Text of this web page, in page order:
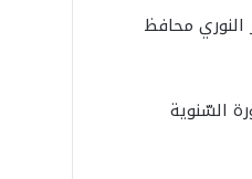
أمس الاثنين 6 جويلية 2026 فتحي زهير النوري محافظ
السّنوية